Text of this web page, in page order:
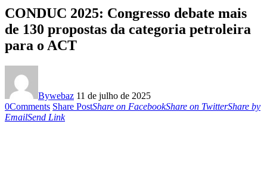
CONDUC 2025: Congresso debate mais
de 130 propostas da categoria petroleira
para o ACT
Bywebaz 11 de julho de 2025
0Comments Share PostShare on FacebookShare on TwitterShare by
EmailSend Link